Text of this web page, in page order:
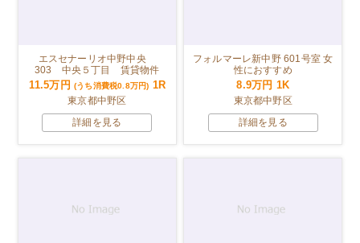
エスセナーリオ中野中央
303 中央５丁目 賃貸物件
11.5万円 (うち消費税0.8万円) 1R
東京都中野区
詳細を見る
フォルマーレ新中野 601号室 女
性におすすめ
8.9万円 1K
東京都中野区
詳細を見る